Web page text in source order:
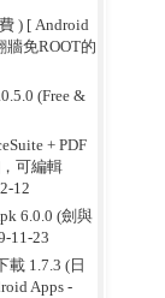
) [ Android
牆免ROOT的
(Free &
+ PDF
可編輯
12
6.0.0 (劍與
11-23
載 1.7.3 (日
Apps -